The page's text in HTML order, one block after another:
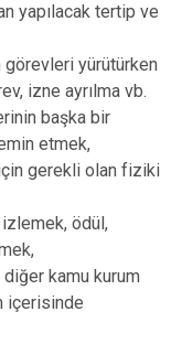
yapılacak tertip ve
yürütürken
izne ayrılma vb.
başka bir
etmek,
gerekli olan fiziki
izlemek, ödül,
kamu kurum
içerisinde